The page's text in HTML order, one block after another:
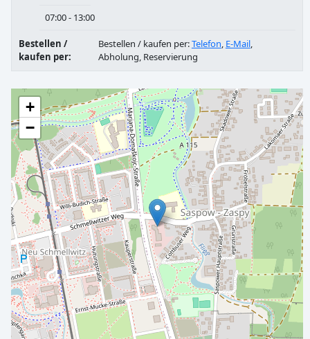
07:00 - 13:00
Bestellen /
kaufen per:
Bestellen / kaufen per:Telefon, E-Mail,
Abholung, Reservierung
+
−